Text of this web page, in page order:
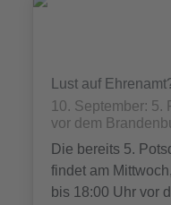
Lust auf
10. September: 5.
vor dem
Die bereits 5.
findet am
bis 18:00 Uhr vor